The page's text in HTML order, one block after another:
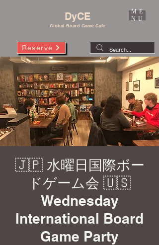
DyCE
Global Board Game Cafe
Reserve
ME
NU
🇯🇵 水曜日国際ボー
ドゲーム会 🇺🇸
Wednesday
International Board
Game Party